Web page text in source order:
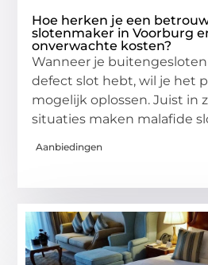
Hoe herken je een
slotenmaker in Voorburg
onverwachte kosten?
Wanneer je
defect slot hebt, wil je het
mogelijk oplossen. Juist in
situaties maken malafide
Aanbiedingen